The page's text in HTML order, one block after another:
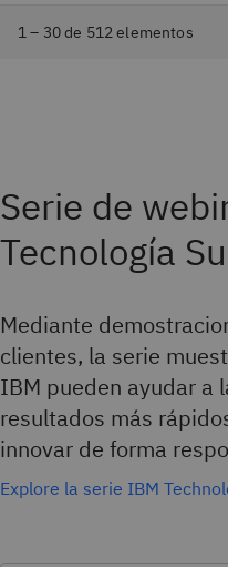
1 – 30 de 512 elementos
Serie de
Tecnología
Mediante
clientes, la serie
IBM pueden ayudar a
resultados más
innovar de forma
Explore la serie IBM